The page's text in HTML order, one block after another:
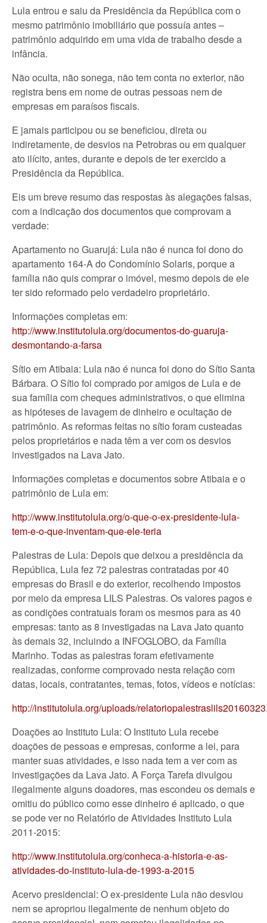
Lula entrou e saiu da Presidência da República com o
mesmo patrimônio imobiliário que possuía antes –
patrimônio adquirido em uma vida de trabalho desde a
infância.
Não oculta, não sonega, não tem conta no exterior, não
registra bens em nome de outras pessoas nem de
empresas em paraísos fiscais.
E jamais participou ou se beneficiou, direta ou
indiretamente, de desvios na Petrobras ou em qualquer
ato ilícito, antes, durante e depois de ter exercido a
Presidência da República.
Eis um breve resumo das respostas às alegações falsas,
com a indicação dos documentos que comprovam a
verdade:
Apartamento no Guarujá: Lula não é nunca foi dono do
apartamento 164-A do Condomínio Solaris, porque a
família não quis comprar o imóvel, mesmo depois de ele
ter sido reformado pelo verdadeiro proprietário.
Informações completas em:
http://www.institutolula.org/documentos-do-guaruja-
desmontando-a-farsa
Sítio em Atibaia: Lula não é nunca foi dono do Sítio Santa
Bárbara. O Sítio foi comprado por amigos de Lula e de
sua família com cheques administrativos, o que elimina
as hipóteses de lavagem de dinheiro e ocultação de
patrimônio. As reformas feitas no sítio foram custeadas
pelos proprietários e nada têm a ver com os desvios
investigados na Lava Jato.
Informações completas e documentos sobre Atibaia e o
patrimônio de Lula em:
http://www.institutolula.org/o-que-o-ex-presidente-lula-
tem-e-o-que-inventam-que-ele-teria
Palestras de Lula: Depois que deixou a presidência da
República, Lula fez 72 palestras contratadas por 40
empresas do Brasil e do exterior, recolhendo impostos
por meio da empresa LILS Palestras. Os valores pagos e
as condições contratuais foram os mesmos para as 40
empresas: tanto as 8 investigadas na Lava Jato quanto
às demais 32, incluindo a INFOGLOBO, da Família
Marinho. Todas as palestras foram efetivamente
realizadas, conforme comprovado nesta relação com
datas, locais, contratantes, temas, fotos, vídeos e notícias:
http://institutolula.org/uploads/
Doações ao Instituto Lula: O Instituto Lula recebe
doações de pessoas e empresas, conforme a lei, para
manter suas atividades, e isso nada tem a ver com as
investigações da Lava Jato. A Força Tarefa divulgou
ilegalmente alguns doadores, mas escondeu os demais e
omitiu do público como esse dinheiro é aplicado, o que
se pode ver no Relatório de Atividades Instituto Lula
2011-2015:
http://www.institutolula.org/conheca-a-historia-e-as-
atividades-do-instituto-lula-de-1993-a-2015
Acervo presidencial: O ex-presidente Lula não desviou
nem se apropriou ilegalmente de nenhum objeto do